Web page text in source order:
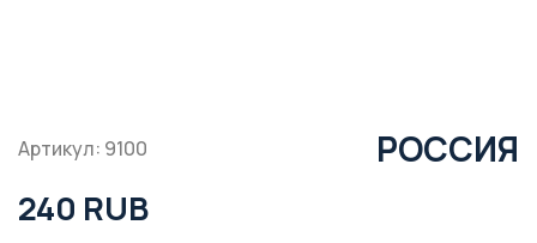
Артикул: 9100 РОССИЯ
240 RUB